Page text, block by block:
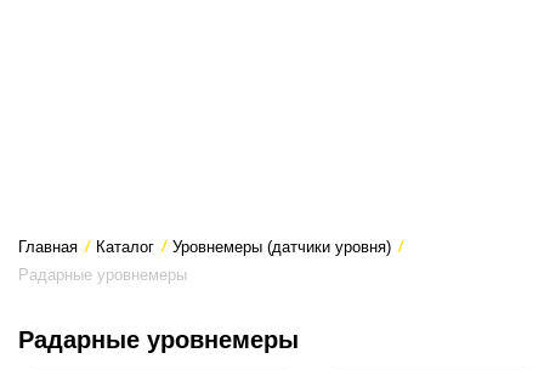
Главная / Каталог / Уровнемеры (датчики уровня) /
Радарные уровнемеры
Радарные уровнемеры